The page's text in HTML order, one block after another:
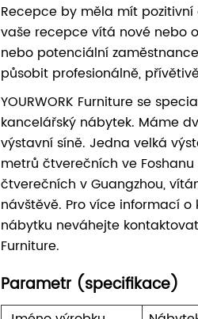
Recepce by měla mít
vaše recepce vítá nové nebo
nebo potenciální
působit profesionálně,
YOURWORK Furniture se
kancelářský nábytek. Máme
výstavní síně. Jedna velká
metrů čtverečních ve
čtverečních v Guangzhou,
návštěvě. Pro více informací o
nábytku neváhejte kontaktovat
Furniture.
Parametr (specifikace)